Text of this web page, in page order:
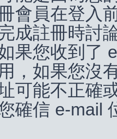
會員在登入
成註冊時討
果您收到了
，如果您沒
可能不正確
確信 e-mail